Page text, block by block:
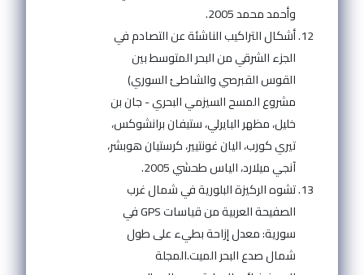
وأحمد محمد 2005.
أشكال التراكيب الناشئة عن التصادم في
الجزء الشرقي من البحر المتوسط بين
القوس القبرصي والشاطئ السوري)
مشروع المسح السيزمي البحري - جان بن
خليل، مظهر البايرلي، ستيفان برانشوكس،
تيري كورب، اليان غونتيير، كرستيان هوبشر،
آنجي ميلارد، الياس طحشي 2005.
تشوه الركيزة البلورية في شمال غرب
الصفيحة العربية من قياسات GPS في
سورية: معدل إزاحة بطيء على طول
شمال صدع البحر الميت.المجلة